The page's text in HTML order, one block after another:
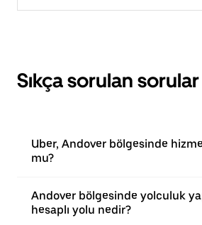
Sıkça sorulan sorular
Uber, Andover bölgesinde
mu?
Andover bölgesinde yolculuk
hesaplı yolu nedir?